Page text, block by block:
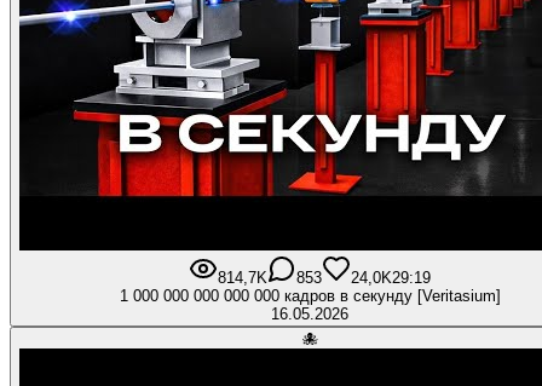
814,7K 853 24,0K29:19
1 000 000 000 000 000 кадров в секунду [Veritasium]
16.05.2026
🐙